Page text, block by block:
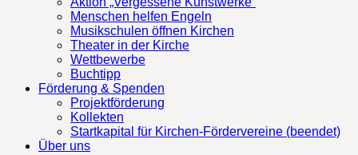
Menschen helfen Engeln
Musikschulen öffnen Kirchen
Theater in der Kirche
Wettbewerbe
Buchtipp
Förderung & Spenden
Projektförderung
Kollekten
Startkapital für Kirchen-Fördervereine (beendet)
Über uns